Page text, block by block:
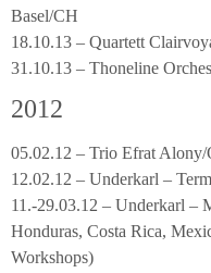
Basel/CH
18.10.13 – Quartett
31.10.13 – Thoneline
2012
05.02.12 – Trio Efrat
12.02.12 – Underkarl –
11.-29.03.12 – Underkarl –
Honduras, Costa Rica,
Workshops)